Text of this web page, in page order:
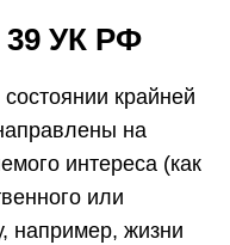
39 УК РФ
крайней
на
интереса (как
или
например, жизни